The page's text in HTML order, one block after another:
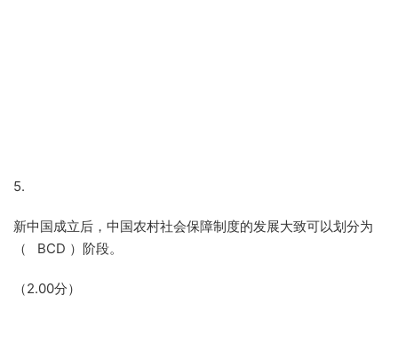
5.
新中国成立后，中国农村社会保障制度的发展大致可以划分为
（ BCD ）阶段。
（2.00分）